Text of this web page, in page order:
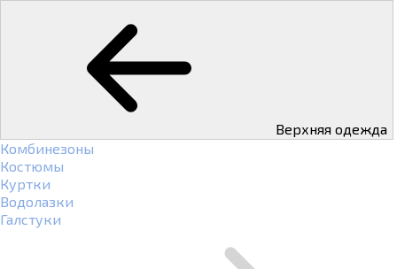
Верхняя одежда
Комбинезоны
Костюмы
Куртки
Водолазки
Галстуки